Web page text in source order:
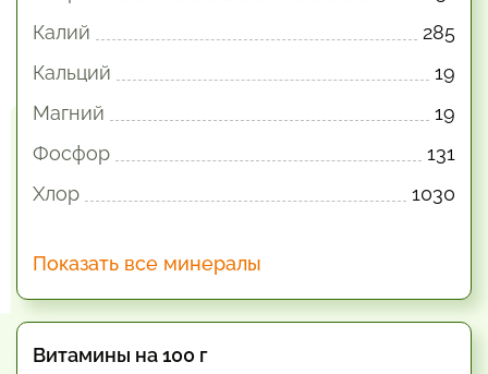
Калий
285
Кальций
19
Магний
19
Фосфор
131
Хлор
1030
Показать все минералы
Витамины на 100 г